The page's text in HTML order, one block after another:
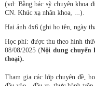
(vd: Bằng bác sỹ chuyên khoa
CN. Khúc xạ nhãn khoa, ...).
Hai ảnh 4x6 (ghi họ tên, ngày
Học phí: được thu theo hình
08/08/2025 (Nội dung chuyển
thoại).
Tham gia các lớp chuyên đề,